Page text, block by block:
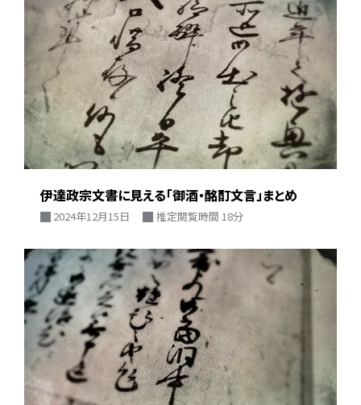
伊達政宗文書に見える「御酒・酩酊文言」まとめ
2024年12月15日 推定閲覧時間 18分